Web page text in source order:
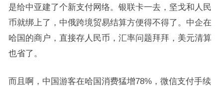
是给中亚建了个新支付网络。银联卡一去，坚戈和人民
币就绑上了，中俄跨境贸易结算方便得不得了。中企在
哈国的商户，直接存人民币，汇率问题拜拜，美元清算
也省了。
而且啊，中国游客在哈国消费猛增78%，微信支付手续